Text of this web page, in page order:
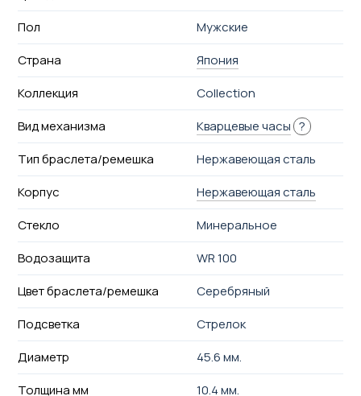
Пол
Мужские
Страна
Япония
Коллекция
Collection
Вид механизма
Кварцевые часы ?
Тип браслета/ремешка
Нержавеющая сталь
Корпус
Нержавеющая сталь
Стекло
Минеральное
Водозащита
WR 100
Цвет браслета/ремешка
Серебряный
Подсветка
Стрелок
Диаметр
45.6 мм.
Толщина мм
10.4 мм.